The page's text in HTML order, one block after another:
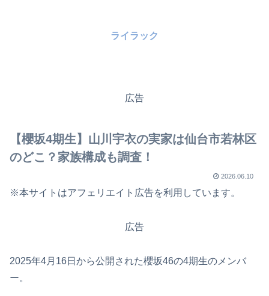
ライラック
広告
【櫻坂4期生】山川宇衣の実家は仙台市若林区
のどこ？家族構成も調査！
2026.06.10
※本サイトはアフェリエイト広告を利用しています。
広告
2025年4月16日から公開された櫻坂46の4期生のメンバ
ー。